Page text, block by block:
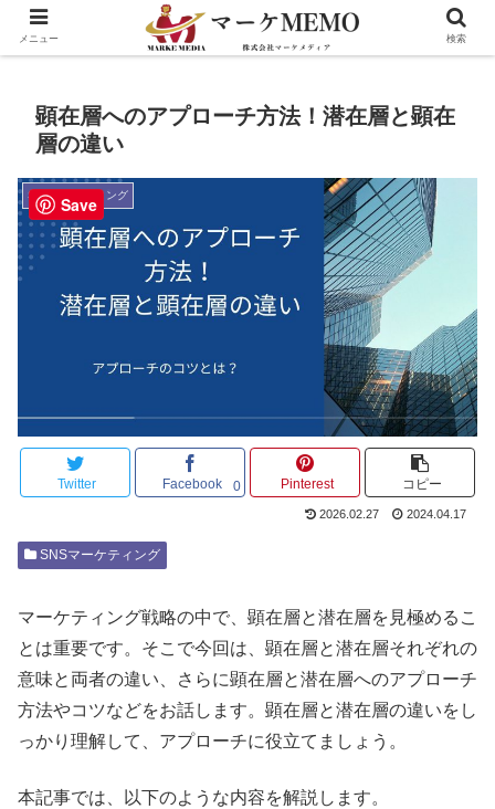
顕在層へのアプローチ方法！潜在層と顕在
層の違い
SNSマーケティング
Twitter Facebook 0 Pinterest コピー
2026.02.27 2024.04.17
SNSマーケティング
マーケティング戦略の中で、顕在層と潜在層を見極めるこ
とは重要です。そこで今回は、顕在層と潜在層それぞれの
意味と両者の違い、さらに顕在層と潜在層へのアプローチ
方法やコツなどをお話します。顕在層と潜在層の違いをし
っかり理解して、アプローチに役立てましょう。
本記事では、以下のような内容を解説します。
メニュー 検索
Save